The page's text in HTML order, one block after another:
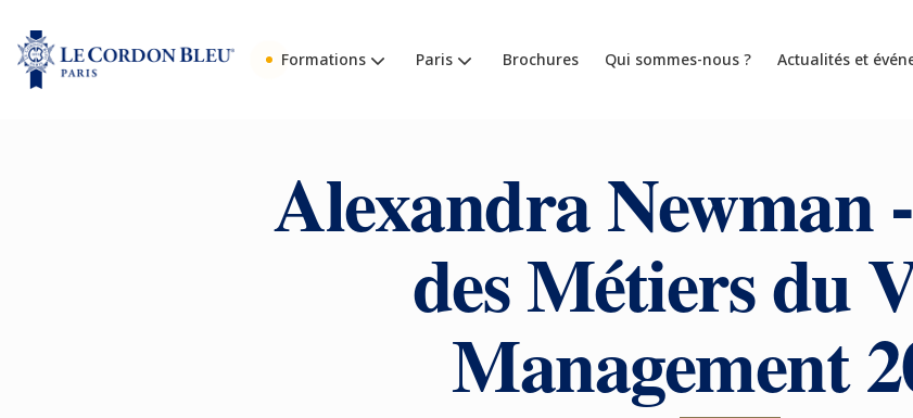
Formations Paris Brochures Qui sommes-nous ? Actualités et
Alexandra Newman
des Métiers du
Management